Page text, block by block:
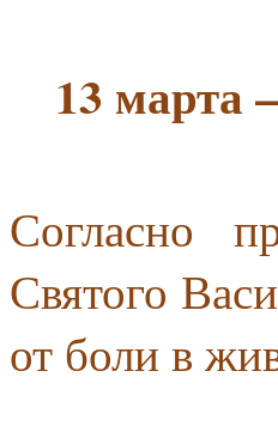
13 марта
Согласно
Святого
от боли в